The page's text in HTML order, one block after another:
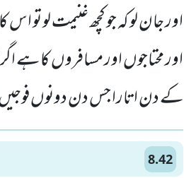
اور جان لو کہ جو کچھ غنیمت لو تو
اور محتاجوں اور مسافروں کا ہے
کے دن اتارا جس دن دونوں فوجیں
8.42